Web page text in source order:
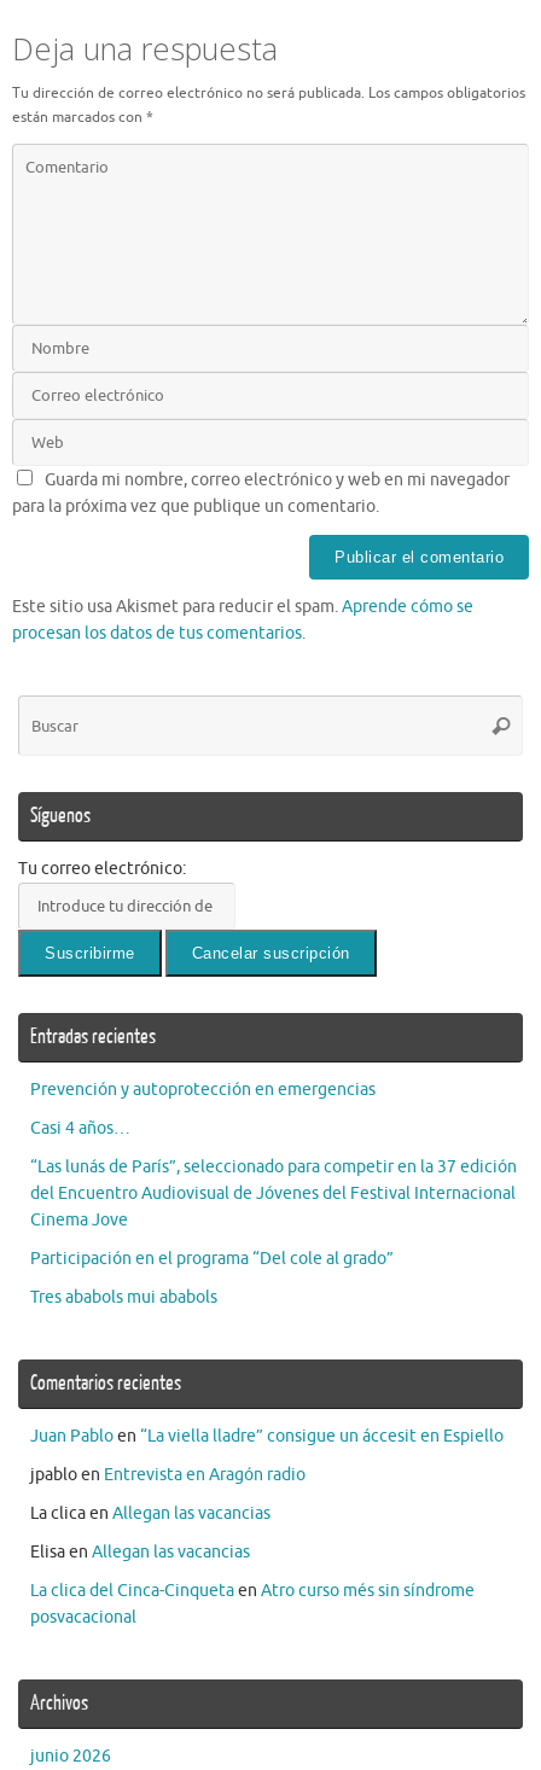
Deja una respuesta
Tu dirección de correo electrónico no será publicada. Los campos obligatorios
están marcados con *
Guarda mi nombre, correo electrónico y web en mi navegador
para la próxima vez que publique un comentario.
Este sitio usa Akismet para reducir el spam.Aprende cómo se
procesan los datos de tus comentarios.
Síguenos
Tu correo electrónico:
Entradas recientes
Prevención y autoprotección en emergencias
Casi 4 años…
“Las lunás de París”, seleccionado para competir en la 37 edición
del Encuentro Audiovisual de Jóvenes del Festival Internacional
Cinema Jove
Participación en el programa “Del cole al grado”
Tres ababols mui ababols
Comentarios recientes
Juan Pabloen “La viella lladre” consigue un áccesit en Espiello
jpabloen Entrevista en Aragón radio
La clicaen Allegan las vacancias
Elisaen Allegan las vacancias
La clica del Cinca-Cinquetaen Atro curso més sin síndrome
posvacacional
Archivos
junio 2026